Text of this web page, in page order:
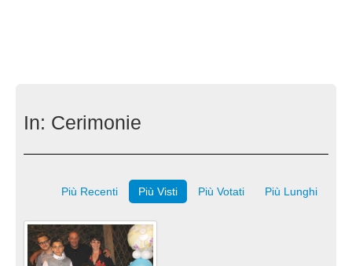
In: Cerimonie
Più Recenti Più Visti Più Votati Più Lunghi